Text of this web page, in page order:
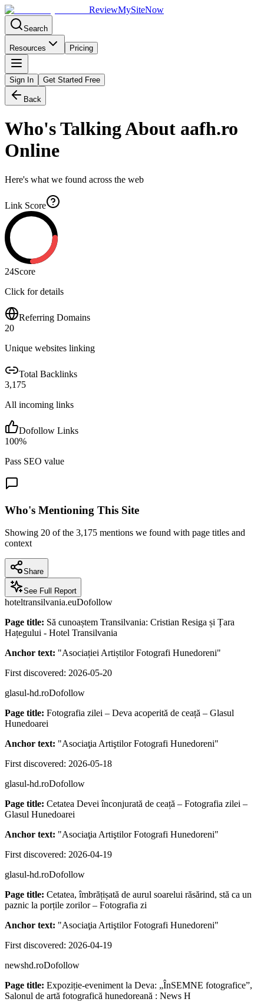
ReviewMySiteNow
Search
Resources Pricing
Sign In Get Started Free
Back
Who's Talking About aafh.ro
Online
Here's what we found across the web
Link Score
24Score
Click for details
Referring Domains
20
Unique websites linking
Total Backlinks
3,175
All incoming links
Dofollow Links
100%
Pass SEO value
Who's Mentioning This Site
Showing 20 of the 3,175 mentions we found with page titles and
context
Share
See Full Report
hoteltransilvania.euDofollow
Page title: Să cunoaștem Transilvania: Cristian Resiga și Țara
Hațegului - Hotel Transilvania
Anchor text: "Asociației Artiștilor Fotografi Hunedoreni"
First discovered: 2026-05-20
glasul-hd.roDofollow
Page title: Fotografia zilei – Deva acoperită de ceață – Glasul
Hunedoarei
Anchor text: "Asociaţia Artiştilor Fotografi Hunedoreni"
First discovered: 2026-05-18
glasul-hd.roDofollow
Page title: Cetatea Devei înconjurată de ceață – Fotografia zilei –
Glasul Hunedoarei
Anchor text: "Asociaţia Artiştilor Fotografi Hunedoreni"
First discovered: 2026-04-19
glasul-hd.roDofollow
Page title: Cetatea, îmbrățișată de aurul soarelui răsărind, stă ca un
paznic la porțile zorilor – Fotografia zi
Anchor text: "Asociaţia Artiştilor Fotografi Hunedoreni"
First discovered: 2026-04-19
newshd.roDofollow
Page title: Expoziție-eveniment la Deva: „ÎnSEMNE fotografice”,
Salonul de artă fotografică hunedoreană : News H